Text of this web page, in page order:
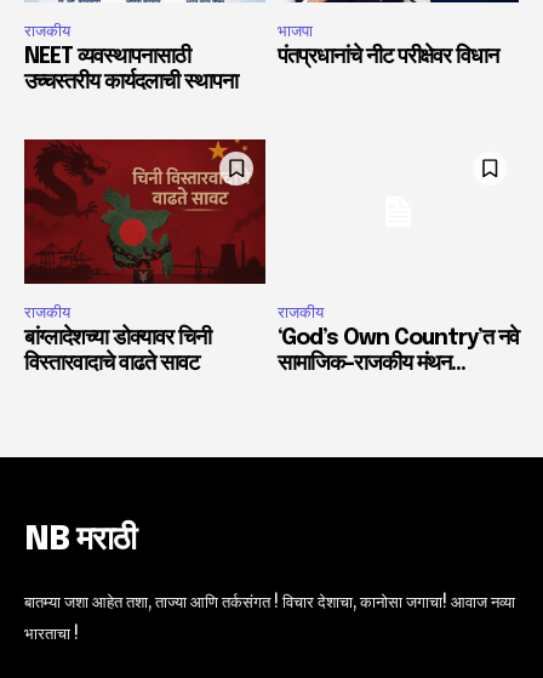
राजकीय
NEET व्यवस्थापनासाठी
उच्चस्तरीय कार्यदलाची स्थापना
भाजपा
पंतप्रधानांचे नीट परीक्षेवर विधान
राजकीय
बांग्लादेशच्या डोक्यावर चिनी
विस्तारवादाचे वाढते सावट
राजकीय
‘God’s Own Country’त नवे
सामाजिक-राजकीय मंथन…
NB मराठी
बातम्या जशा आहेत तशा, ताज्या आणि तर्कसंगत ! विचार देशाचा, कानोसा जगाचा! आवाज नव्या
भारताचा !